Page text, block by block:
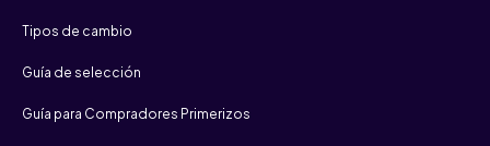
Tipos de cambio
Guía de selección
Guía para Compradores Primerizos